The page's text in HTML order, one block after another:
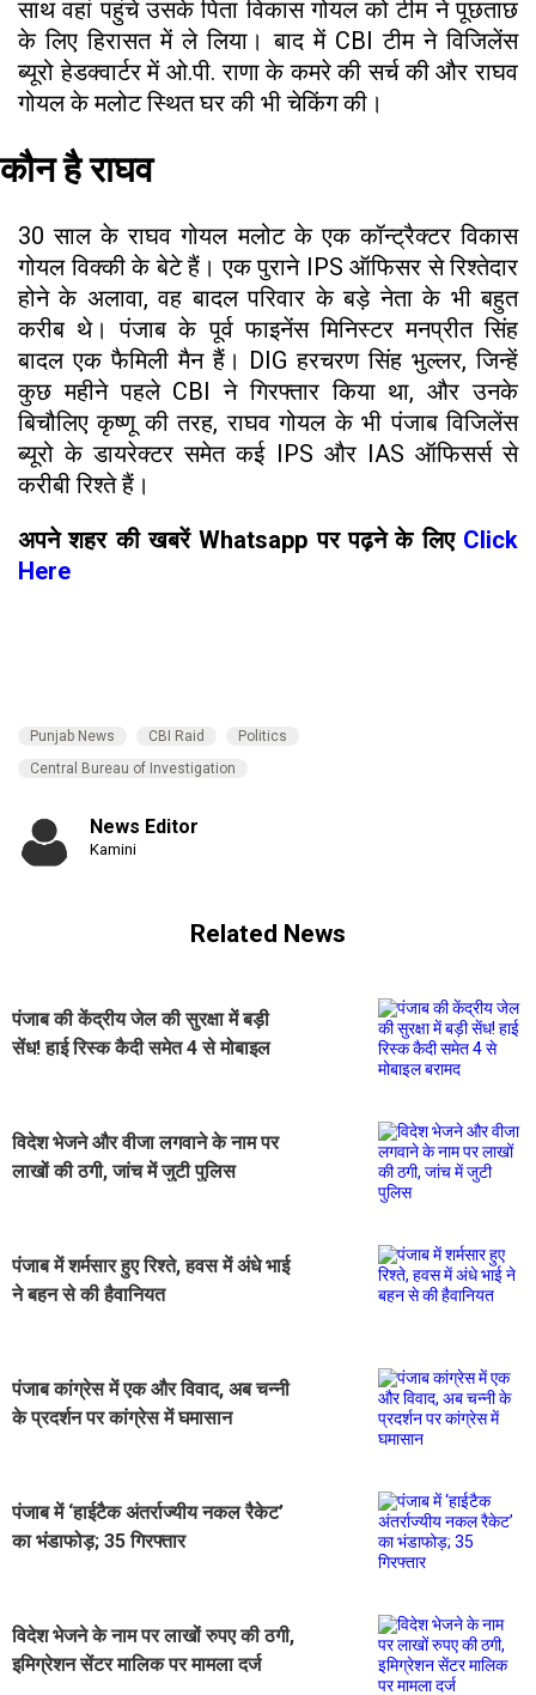
साथ वहां पहुंचे उसके पिता विकास गोयल को टीम ने पूछताछ
के लिए हिरासत में ले लिया। बाद में CBI टीम ने विजिलेंस
ब्यूरो हेडक्वार्टर में ओ.पी. राणा के कमरे की सर्च की और राघव
गोयल के मलोट स्थित घर की भी चेकिंग की।
कौन है राघव
30 साल के राघव गोयल मलोट के एक कॉन्ट्रैक्टर विकास
गोयल विक्की के बेटे हैं। एक पुराने IPS ऑफिसर से रिश्तेदार
होने के अलावा, वह बादल परिवार के बड़े नेता के भी बहुत
करीब थे। पंजाब के पूर्व फाइनेंस मिनिस्टर मनप्रीत सिंह
बादल एक फैमिली मैन हैं। DIG हरचरण सिंह भुल्लर, जिन्हें
कुछ महीने पहले CBI ने गिरफ्तार किया था, और उनके
बिचौलिए कृष्णू की तरह, राघव गोयल के भी पंजाब विजिलेंस
ब्यूरो के डायरेक्टर समेत कई IPS और IAS ऑफिसर्स से
करीबी रिश्ते हैं।
अपने शहर की खबरें Whatsapp पर पढ़ने के लिए Click
Here
Punjab News CBI Raid
Politics
Central Bureau of Investigation
News Editor
Kamini
Related News
पंजाब की केंद्रीय जेल की सुरक्षा में बड़ी
सेंध! हाई रिस्क कैदी समेत 4 से मोबाइल
विदेश भेजने और वीजा लगवाने के नाम पर
लाखों की ठगी, जांच में जुटी पुलिस
पंजाब में शर्मसार हुए रिश्ते, हवस में अंधे भाई
ने बहन से की हैवानियत
पंजाब कांग्रेस में एक और विवाद, अब चन्नी
के प्रदर्शन पर कांग्रेस में घमासान
पंजाब में ‘हाईटैक अंतर्राज्यीय नकल रैकेट’
का भंडाफोड़; 35 गिरफ्तार
विदेश भेजने के नाम पर लाखों रुपए की ठगी,
इमिग्रेशन सेंटर मालिक पर मामला दर्ज